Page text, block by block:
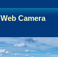
Web Camera